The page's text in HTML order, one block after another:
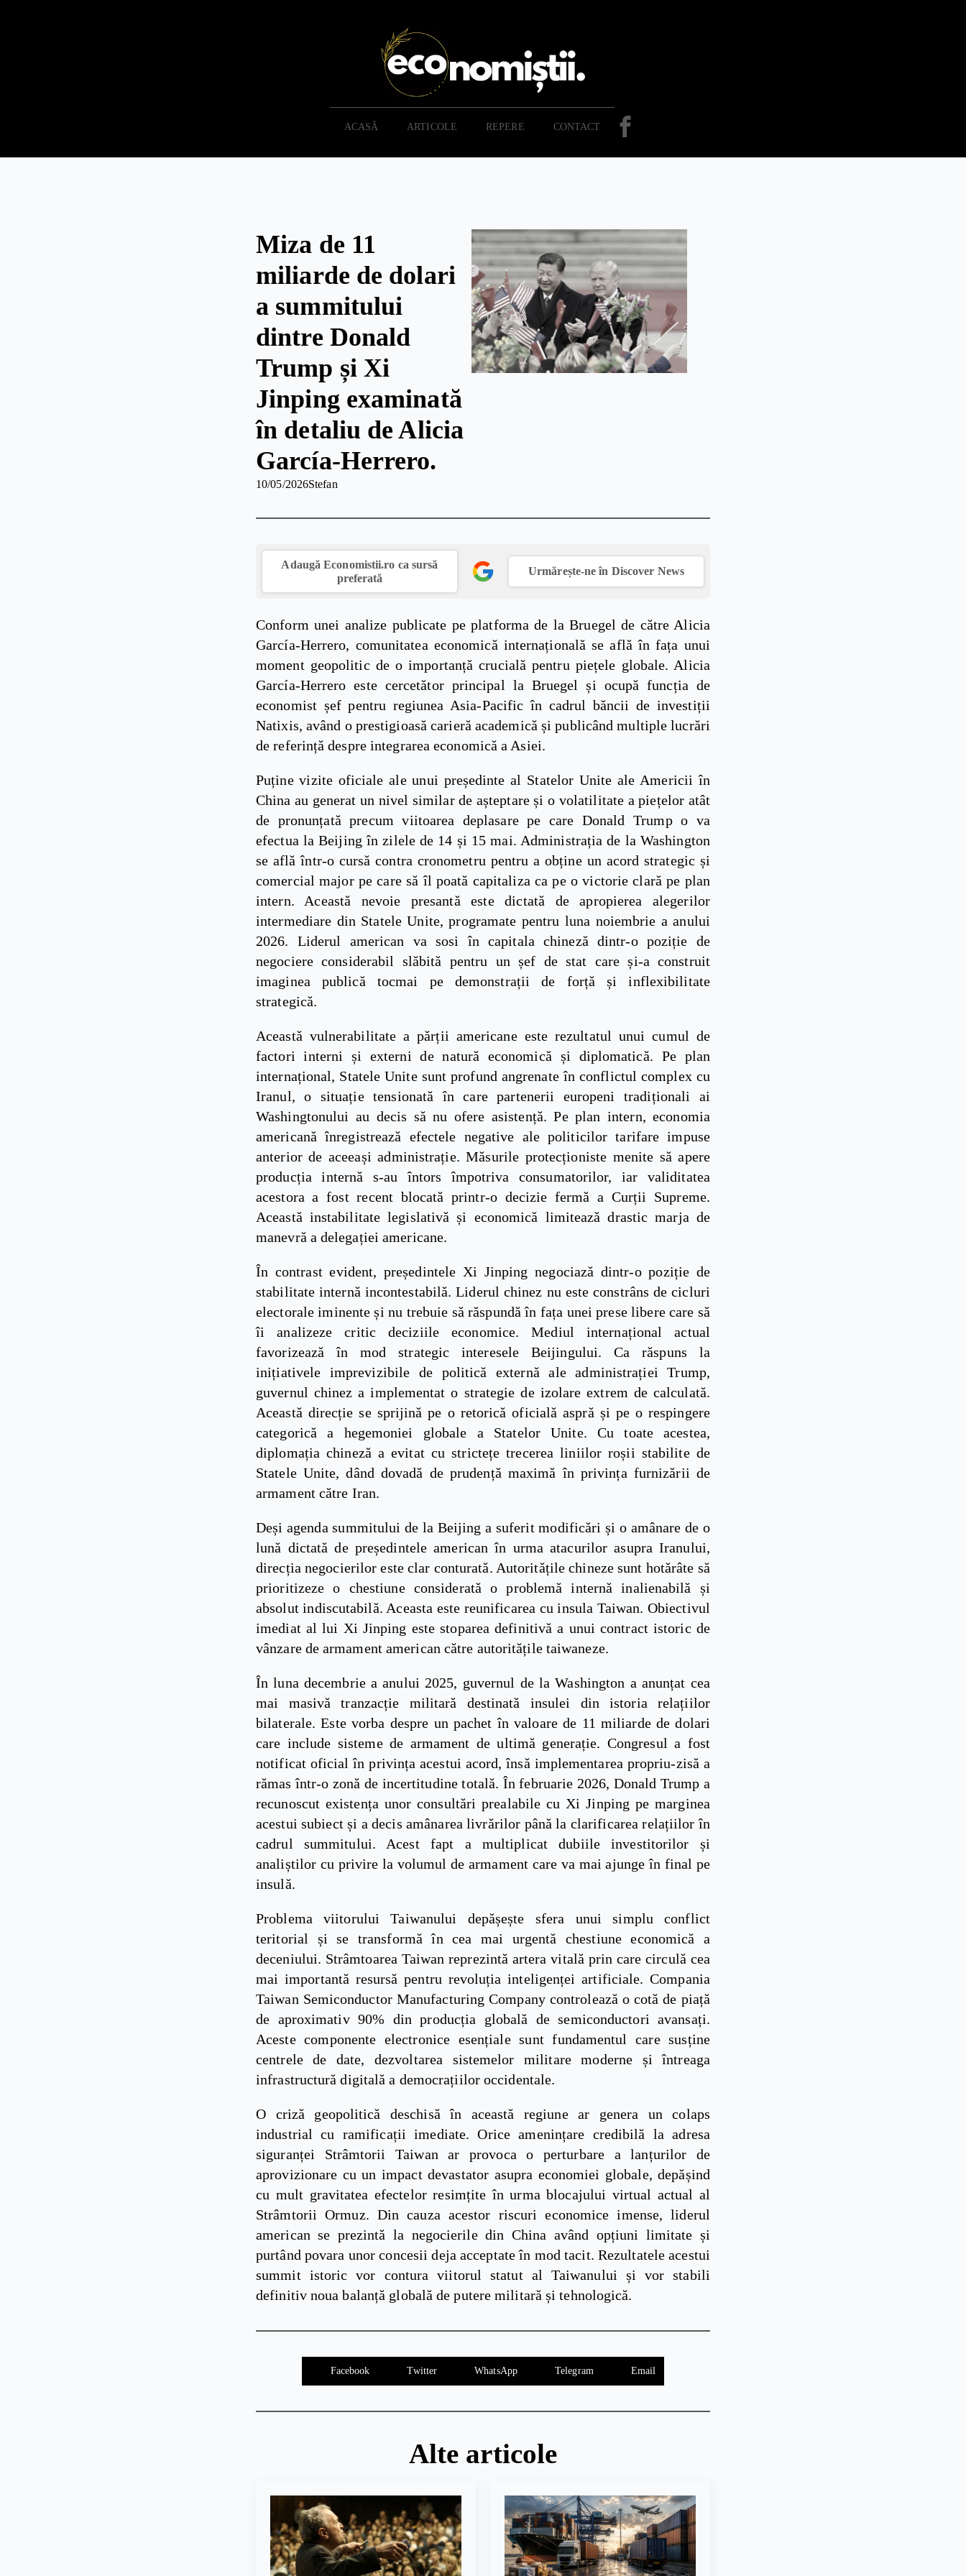
ACASĂ ARTICOLE REPERE CONTACT
Miza de 11
miliarde de dolari
a summitului
dintre Donald
Trump și Xi
Jinping examinată
în detaliu de Alicia
García-Herrero.
10/05/2026Stefan
Adaugă Economistii.ro ca sursă
preferată
Urmărește-ne în Discover News
Conform unei analize publicate pe platforma de la Bruegel de către Alicia
García-Herrero, comunitatea economică internațională se află în fața unui
moment geopolitic de o importanță crucială pentru piețele globale. Alicia
García-Herrero este cercetător principal la Bruegel și ocupă funcția de
economist șef pentru regiunea Asia-Pacific în cadrul băncii de investiții
Natixis, având o prestigioasă carieră academică și publicând multiple lucrări
de referință despre integrarea economică a Asiei.
Puține vizite oficiale ale unui președinte al Statelor Unite ale Americii în
China au generat un nivel similar de așteptare și o volatilitate a piețelor atât
de pronunțată precum viitoarea deplasare pe care Donald Trump o va
efectua la Beijing în zilele de 14 și 15 mai. Administrația de la Washington
se află într-o cursă contra cronometru pentru a obține un acord strategic și
comercial major pe care să îl poată capitaliza ca pe o victorie clară pe plan
intern. Această nevoie presantă este dictată de apropierea alegerilor
intermediare din Statele Unite, programate pentru luna noiembrie a anului
2026. Liderul american va sosi în capitala chineză dintr-o poziție de
negociere considerabil slăbită pentru un șef de stat care și-a construit
imaginea publică tocmai pe demonstrații de forță și inflexibilitate
strategică.
Această vulnerabilitate a părții americane este rezultatul unui cumul de
factori interni și externi de natură economică și diplomatică. Pe plan
internațional, Statele Unite sunt profund angrenate în conflictul complex cu
Iranul, o situație tensionată în care partenerii europeni tradiționali ai
Washingtonului au decis să nu ofere asistență. Pe plan intern, economia
americană înregistrează efectele negative ale politicilor tarifare impuse
anterior de aceeași administrație. Măsurile protecționiste menite să apere
producția internă s-au întors împotriva consumatorilor, iar validitatea
acestora a fost recent blocată printr-o decizie fermă a Curții Supreme.
Această instabilitate legislativă și economică limitează drastic marja de
manevră a delegației americane.
În contrast evident, președintele Xi Jinping negociază dintr-o poziție de
stabilitate internă incontestabilă. Liderul chinez nu este constrâns de cicluri
electorale iminente și nu trebuie să răspundă în fața unei prese libere care să
îi analizeze critic deciziile economice. Mediul internațional actual
favorizează în mod strategic interesele Beijingului. Ca răspuns la
inițiativele imprevizibile de politică externă ale administrației Trump,
guvernul chinez a implementat o strategie de izolare extrem de calculată.
Această direcție se sprijină pe o retorică oficială aspră și pe o respingere
categorică a hegemoniei globale a Statelor Unite. Cu toate acestea,
diplomația chineză a evitat cu strictețe trecerea liniilor roșii stabilite de
Statele Unite, dând dovadă de prudență maximă în privința furnizării de
armament către Iran.
Deși agenda summitului de la Beijing a suferit modificări și o amânare de o
lună dictată de președintele american în urma atacurilor asupra Iranului,
direcția negocierilor este clar conturată. Autoritățile chineze sunt hotărâte să
prioritizeze o chestiune considerată o problemă internă inalienabilă și
absolut indiscutabilă. Aceasta este reunificarea cu insula Taiwan. Obiectivul
imediat al lui Xi Jinping este stoparea definitivă a unui contract istoric de
vânzare de armament american către autoritățile taiwaneze.
În luna decembrie a anului 2025, guvernul de la Washington a anunțat cea
mai masivă tranzacție militară destinată insulei din istoria relațiilor
bilaterale. Este vorba despre un pachet în valoare de 11 miliarde de dolari
care include sisteme de armament de ultimă generație. Congresul a fost
notificat oficial în privința acestui acord, însă implementarea propriu-zisă a
rămas într-o zonă de incertitudine totală. În februarie 2026, Donald Trump a
recunoscut existența unor consultări prealabile cu Xi Jinping pe marginea
acestui subiect și a decis amânarea livrărilor până la clarificarea relațiilor în
cadrul summitului. Acest fapt a multiplicat dubiile investitorilor și
analiștilor cu privire la volumul de armament care va mai ajunge în final pe
insulă.
Problema viitorului Taiwanului depășește sfera unui simplu conflict
teritorial și se transformă în cea mai urgentă chestiune economică a
deceniului. Strâmtoarea Taiwan reprezintă artera vitală prin care circulă cea
mai importantă resursă pentru revoluția inteligenței artificiale. Compania
Taiwan Semiconductor Manufacturing Company controlează o cotă de piață
de aproximativ 90% din producția globală de semiconductori avansați.
Aceste componente electronice esențiale sunt fundamentul care susține
centrele de date, dezvoltarea sistemelor militare moderne și întreaga
infrastructură digitală a democrațiilor occidentale.
O criză geopolitică deschisă în această regiune ar genera un colaps
industrial cu ramificații imediate. Orice amenințare credibilă la adresa
siguranței Strâmtorii Taiwan ar provoca o perturbare a lanțurilor de
aprovizionare cu un impact devastator asupra economiei globale, depășind
cu mult gravitatea efectelor resimțite în urma blocajului virtual actual al
Strâmtorii Ormuz. Din cauza acestor riscuri economice imense, liderul
american se prezintă la negocierile din China având opțiuni limitate și
purtând povara unor concesii deja acceptate în mod tacit. Rezultatele acestui
summit istoric vor contura viitorul statut al Taiwanului și vor stabili
definitiv noua balanță globală de putere militară și tehnologică.
Facebook Twitter WhatsApp Telegram Email
Alte articole